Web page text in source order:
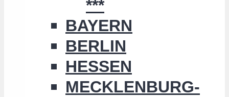
***
BAYERN
BERLIN
HESSEN
MECKLENBURG-